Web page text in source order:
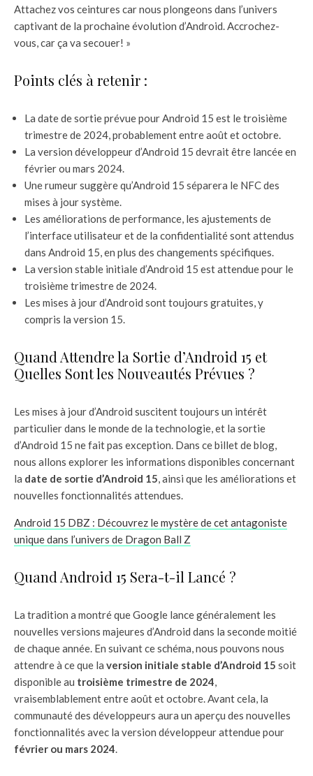
Attachez vos ceintures car nous plongeons dans l’univers
captivant de la prochaine évolution d’Android. Accrochez-
vous, car ça va secouer! »
Points clés à retenir :
La date de sortie prévue pour Android 15 est le troisième
trimestre de 2024, probablement entre août et octobre.
La version développeur d’Android 15 devrait être lancée en
février ou mars 2024.
Une rumeur suggère qu’Android 15 séparera le NFC des
mises à jour système.
Les améliorations de performance, les ajustements de
l’interface utilisateur et de la confidentialité sont attendus
dans Android 15, en plus des changements spécifiques.
La version stable initiale d’Android 15 est attendue pour le
troisième trimestre de 2024.
Les mises à jour d’Android sont toujours gratuites, y
compris la version 15.
Quand Attendre la Sortie d’Android 15 et
Quelles Sont les Nouveautés Prévues ?
Les mises à jour d’Android suscitent toujours un intérêt
particulier dans le monde de la technologie, et la sortie
d’Android 15 ne fait pas exception. Dans ce billet de blog,
nous allons explorer les informations disponibles concernant
la date de sortie d’Android 15, ainsi que les améliorations et
nouvelles fonctionnalités attendues.
Android 15 DBZ : Découvrez le mystère de cet antagoniste
unique dans l’univers de Dragon Ball Z
Quand Android 15 Sera-t-il Lancé ?
La tradition a montré que Google lance généralement les
nouvelles versions majeures d’Android dans la seconde moitié
de chaque année. En suivant ce schéma, nous pouvons nous
attendre à ce que la version initiale stable d’Android 15 soit
disponible au troisième trimestre de 2024,
vraisemblablement entre août et octobre. Avant cela, la
communauté des développeurs aura un aperçu des nouvelles
fonctionnalités avec la version développeur attendue pour
février ou mars 2024.